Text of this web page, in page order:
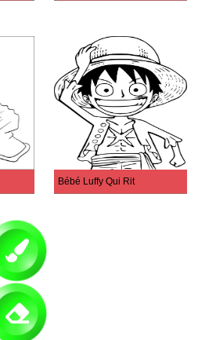
Bébé Luffy Qui Rit